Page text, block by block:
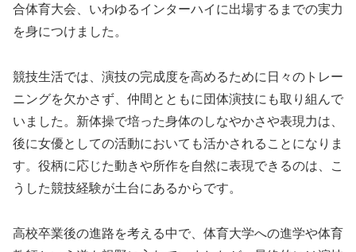
合体育大会、いわゆるインターハイに出場するまでの実力
を身につけました。
競技生活では、演技の完成度を高めるために日々のトレー
ニングを欠かさず、仲間とともに団体演技にも取り組んで
いました。新体操で培った身体のしなやかさや表現力は、
後に女優としての活動においても活かされることになりま
す。役柄に応じた動きや所作を自然に表現できるのは、こ
うした競技経験が土台にあるからです。
高校卒業後の進路を考える中で、体育大学への進学や体育